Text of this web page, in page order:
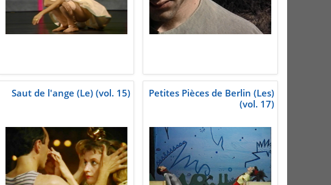
Petites Pièces de Berlin (Les)
(vol. 17)
Saut de l'ange (Le) (vol. 15)